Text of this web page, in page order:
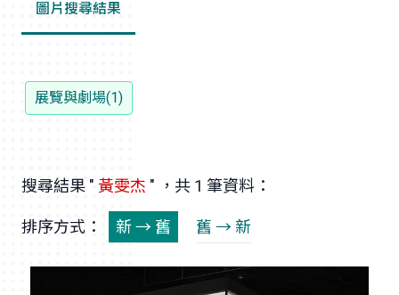
圖片搜尋結果
展覽與劇場(1)
搜尋結果 " 黃雯杰 " ，共 1 筆資料：
排序方式： 新 → 舊 舊 → 新